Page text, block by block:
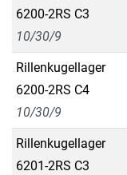
6200-2RS C3
10/30/9
Rillenkugellager
6200-2RS C4
10/30/9
Rillenkugellager
6201-2RS C3